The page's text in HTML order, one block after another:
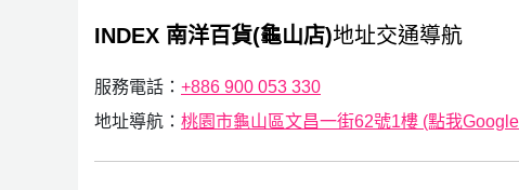
INDEX 南洋百貨(龜山店)地址交通導航
服務電話： +886 900 053 330
地址導航： 桃園市龜山區文昌一街62號1樓 (點我